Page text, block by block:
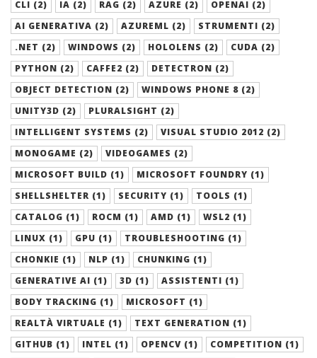
CLI (2)
IA (2) RAG (2) AZURE (2)
OPENAI (2)
AI GENERATIVA (2)
AZUREML (2)
STRUMENTI (2)
.NET (2)
WINDOWS (2) HOLOLENS (2)
CUDA (2)
PYTHON (2)
CAFFE2 (2)
DETECTRON (2)
OBJECT DETECTION (2)
WINDOWS PHONE 8 (2)
UNITY3D (2)
PLURALSIGHT (2)
INTELLIGENT SYSTEMS (2)
VISUAL STUDIO 2012 (2)
MONOGAME (2)
VIDEOGAMES (2)
MICROSOFT BUILD (1)
MICROSOFT FOUNDRY (1)
SHELLSHELTER (1)
SECURITY (1)
TOOLS (1)
CATALOG (1)
ROCM (1) AMD (1)
WSL2 (1)
LINUX (1)
GPU (1)
TROUBLESHOOTING (1)
CHONKIE (1)
NLP (1)
CHUNKING (1)
GENERATIVE AI (1)
3D (1)
ASSISTENTI (1)
BODY TRACKING (1)
MICROSOFT (1)
REALTÀ VIRTUALE (1)
TEXT GENERATION (1)
GITHUB (1)
INTEL (1) OPENCV (1)
COMPETITION (1)